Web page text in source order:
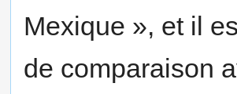
Mexique », et il
de comparaison